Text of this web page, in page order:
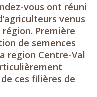
vous ont réuni
venus
Première
de semences
region Centre-Val
ces filières de